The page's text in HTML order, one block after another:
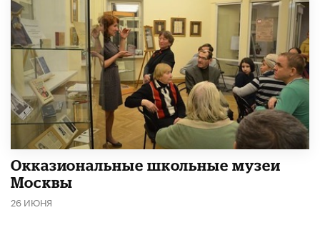
​Окказиональные школьные музеи
Москвы
26 ИЮНЯ